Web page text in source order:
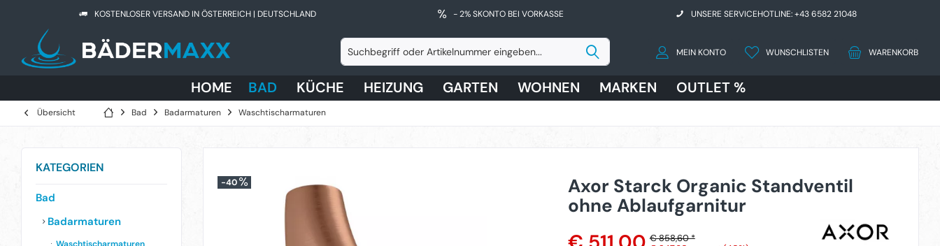
KOSTENLOSER VERSAND IN ÖSTERREICH | DEUTSCHLAND - 2% SKONTO BEI VORKASSE UNSERE SERVICEHOTLINE: +43 6582 21048
WARENKORB
WUNSCHLISTEN
MEIN KONTO
HOME BAD KÜCHE HEIZUNG GARTEN WOHNEN MARKEN OUTLET %
Übersicht Bad Badarmaturen Waschtischarmaturen
KATEGORIEN
Bad
Badarmaturen
-40
Axor Starck Organic Standventil
ohne Ablaufgarnitur
€ 858,60 *